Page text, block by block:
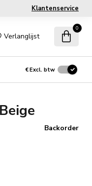
Klantenservice
Verlanglijst
0
€Excl. btw
Backorder